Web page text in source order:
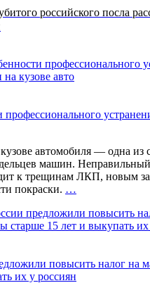
российского посла
профессионального
автомобиля — одна из
машин.
к трещинам ЛКП, новым
покраски. …
повысить налог на
их у россиян